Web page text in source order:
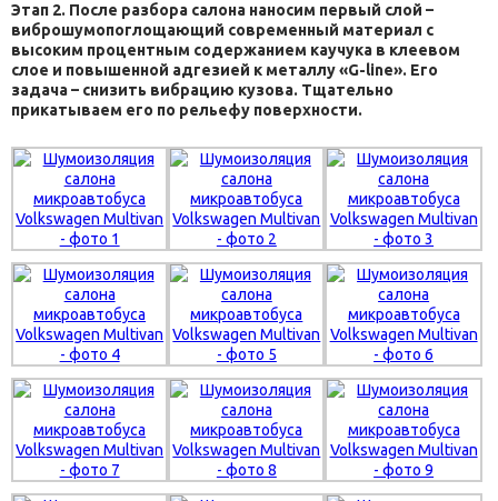
Этап 2. После разбора салона наносим первый слой –
виброшумопоглощающий современный материал с
высоким процентным содержанием каучука в клеевом
слое и повышенной адгезией к металлу «G-line». Его
задача – снизить вибрацию кузова. Тщательно
прикатываем его по рельефу поверхности.